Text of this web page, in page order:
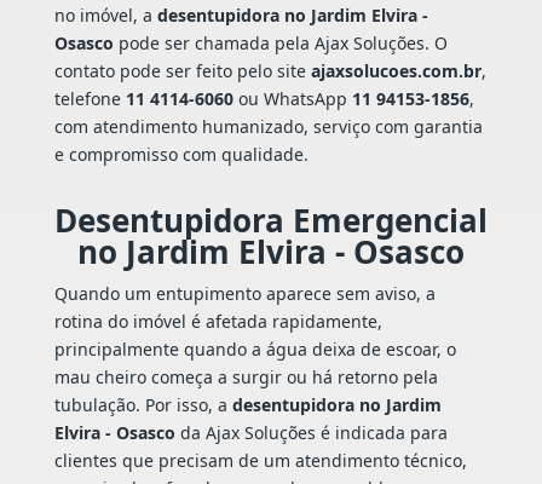
no imóvel, a desentupidora no Jardim Elvira -
Osasco pode ser chamada pela Ajax Soluções. O
contato pode ser feito pelo site ajaxsolucoes.com.br,
telefone 11 4114-6060ou WhatsApp 11 94153-1856,
com atendimento humanizado, serviço com garantia
e compromisso com qualidade.
Desentupidora Emergencial
no Jardim Elvira - Osasco
Quando um entupimento aparece sem aviso, a
rotina do imóvel é afetada rapidamente,
principalmente quando a água deixa de escoar, o
mau cheiro começa a surgir ou há retorno pela
tubulação. Por isso, a desentupidora no Jardim
Elvira - Osasco da Ajax Soluções é indicada para
clientes que precisam de um atendimento técnico,